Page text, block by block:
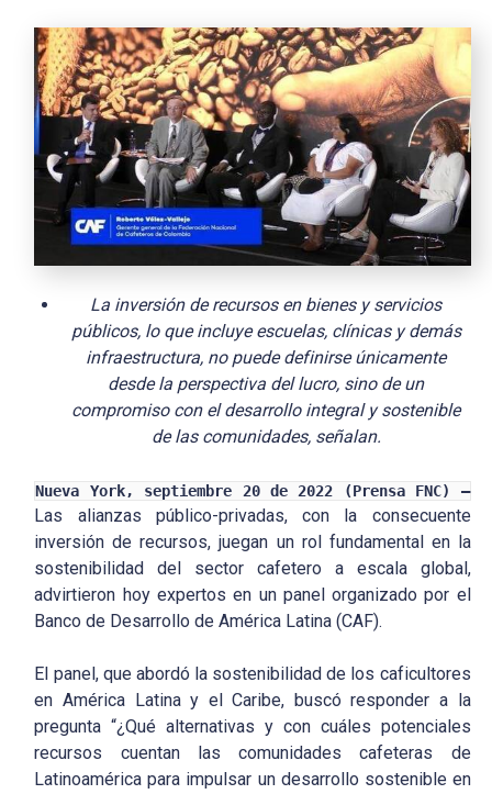
La inversión de recursos en bienes y servicios
públicos, lo que incluye escuelas, clínicas y demás
infraestructura, no puede definirse únicamente
desde la perspectiva del lucro, sino de un
compromiso con el desarrollo integral y sostenible
de las comunidades, señalan.
Nueva York, septiembre 20 de 2022 (Prensa FNC) –
Las alianzas público-privadas, con la consecuente
inversión de recursos, juegan un rol fundamental en la
sostenibilidad del sector cafetero a escala global,
advirtieron hoy expertos en un panel organizado por el
Banco de Desarrollo de América Latina (CAF).
El panel, que abordó la sostenibilidad de los caficultores
en América Latina y el Caribe, buscó responder a la
pregunta “¿Qué alternativas y con cuáles potenciales
recursos cuentan las comunidades cafeteras de
Latinoamérica para impulsar un desarrollo sostenible en